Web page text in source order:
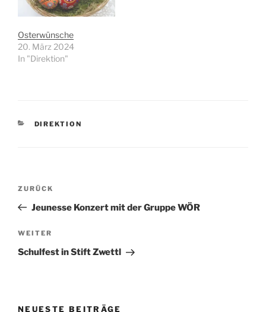
Osterwünsche
20. März 2024
In "Direktion"
KATEGORIEN
DIREKTION
Beitragsnavigation
Vorheriger
Beitrag
ZURÜCK
Jeunesse Konzert mit der Gruppe WÖR
Nächster
Beitrag
WEITER
Schulfest in Stift Zwettl
NEUESTE BEITRÄGE